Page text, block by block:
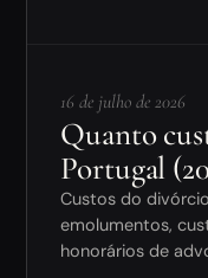
16 de julho de 2026
Quanto
Portugal
Custos do
emolumentos,
honorários de